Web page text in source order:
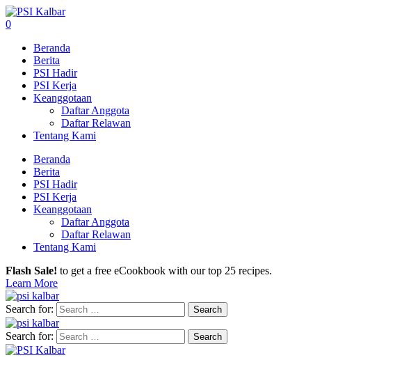
0
Beranda
Berita
PSI Hadir
PSI Kerja
Keanggotaan
Daftar Anggota
Daftar Relawan
Tentang Kami
Beranda
Berita
PSI Hadir
PSI Kerja
Keanggotaan
Daftar Anggota
Daftar Relawan
Tentang Kami
Flash Sale! to get a free eCookbook with our top 25 recipes.
Learn More
Search for:
Search for: